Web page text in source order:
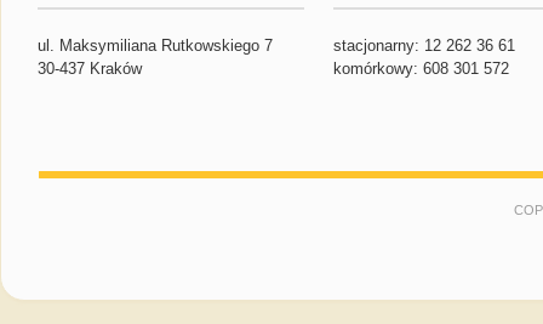
ul. Maksymiliana Rutkowskiego 7
30-437 Kraków
stacjonarny: 12 262 36 61
komórkowy: 608 301 572